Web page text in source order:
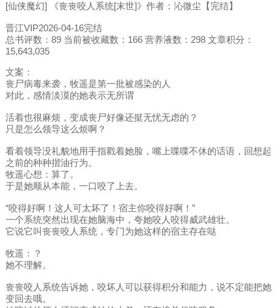
[仙侠魔幻] 《丧丧咬人系统[末世]》作者：沁微尘【完结】
晋江VIP2026-04-16完结
总书评数：89 当前被收藏数：166 营养液数：298 文章积分：
15,643,035
文案：
丧尸病毒来袭，牧遥是第一批被感染的人
对此，感情淡漠的她表示无所谓
活着也很麻烦，变成丧尸好像还挺无忧无虑的？
只是怎么领导这么烦啊？
看着领导没礼貌地用手指戳着她脸，嘴上喋喋不休的话语，回想起
之前的种种揩油行为。
牧遥心想：算了。
于是她顺从本能，一口咬了上去。
“咬得好啊！这人可太坏了！宿主你咬得好啊！”
一个系统突然出现在她脑海中，夸她咬人咬得威武雄壮。
它说它叫丧丧咬人系统，专门为她这样的宿主存在哒
牧遥：？
她不理解。
丧丧咬人系统告诉她，咬坏人可以获得积分和能力，说不定能把她
变回去哦。